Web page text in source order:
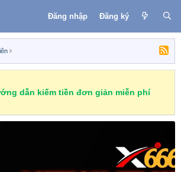
Đăng nhập Đăng ký
dẫn kiếm tiền đơn giản miễn phí